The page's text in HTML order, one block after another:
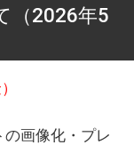
（2026年5
画像化・プレ